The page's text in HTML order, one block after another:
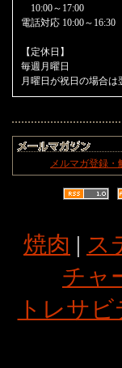
10:00～17:00
電話対応 10:00～16:30
【定休日】
毎週月曜日
月曜日が祝日の場合は
メルマガ登録・
焼肉 | ス
チャ
トレサ